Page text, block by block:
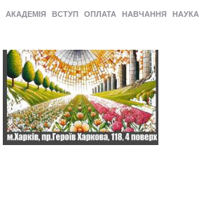
АКАДЕМІЯ ВСТУП ОПЛАТА НАВЧАННЯ НАУКА